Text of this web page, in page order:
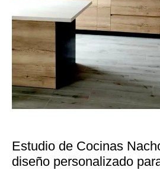
Estudio de Cocinas
diseño personalizado